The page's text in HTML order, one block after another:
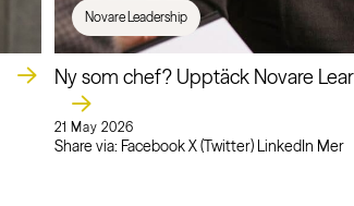
Novare Leadership
Ny som chef? Upptäck Novare
21 May 2026
Share via: Facebook X (Twitter) LinkedIn Mer